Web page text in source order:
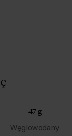
47 g
Węglowodany